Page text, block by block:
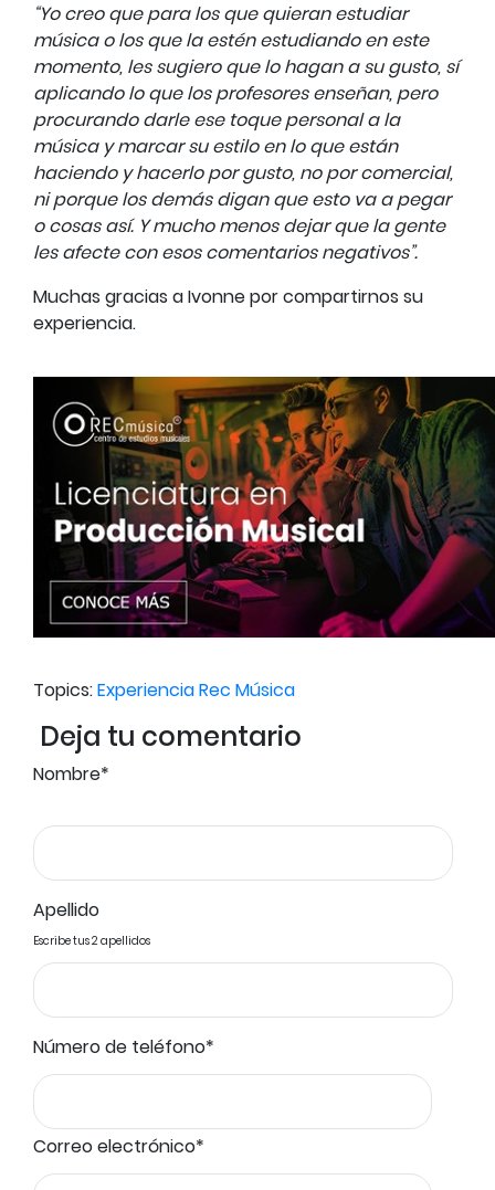
“Yo creo que para los que quieran estudiar
música o los que la estén estudiando en este
momento, les sugiero que lo hagan a su gusto, sí
aplicando lo que los profesores enseñan, pero
procurando darle ese toque personal a la
música y marcar su estilo en lo que están
haciendo y hacerlo por gusto, no por comercial,
ni porque los demás digan que esto va a pegar
o cosas así. Y mucho menos dejar que la gente
les afecte con esos comentarios negativos”.
Muchas gracias a Ivonne por compartirnos su
experiencia.
Topics:Experiencia Rec Música
Deja tu comentario
Nombre*
Apellido
Escribe tus 2 apellidos
Número de teléfono*
Correo electrónico*